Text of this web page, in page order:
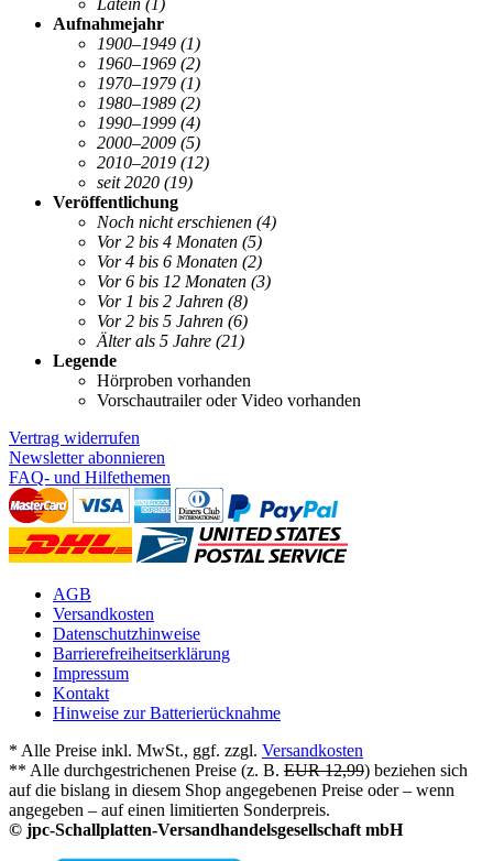
Aufnahmejahr
1900–1949 (1)
1960–1969 (2)
1970–1979 (1)
1980–1989 (2)
1990–1999 (4)
2000–2009 (5)
2010–2019 (12)
seit 2020 (19)
Veröffentlichung
Noch nicht erschienen (4)
Vor 2 bis 4 Monaten (5)
Vor 4 bis 6 Monaten (2)
Vor 6 bis 12 Monaten (3)
Vor 1 bis 2 Jahren (8)
Vor 2 bis 5 Jahren (6)
Älter als 5 Jahre (21)
Legende
Hörproben vorhanden
Vorschautrailer oder Video vorhanden
Vertrag widerrufen
Newsletter abonnieren
FAQ- und Hilfethemen
AGB
Versandkosten
Datenschutzhinweise
Barrierefreiheitserklärung
Impressum
Kontakt
Hinweise zur Batterierücknahme
* Alle Preise inkl. MwSt., ggf. zzgl. Versandkosten
** Alle durchgestrichenen Preise (z. B. EUR 12,99) beziehen sich
auf die bislang in diesem Shop angegebenen Preise oder – wenn
angegeben – auf einen limitierten Sonderpreis.
© jpc-Schallplatten-Versandhandelsgesellschaft mbH